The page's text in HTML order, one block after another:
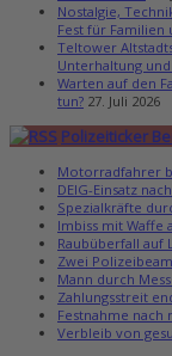
Nostalgie,
Fest für Familien
Teltower
Unterhaltung
Warten auf den
tun? 27. Juli 2026
Polizeiticker
Motorradfahrer
DEIG-Einsatz
Spezialkräfte
Imbiss mit Waffe
Raubüberfall auf
Zwei
Mann durch
Zahlungsstreit
Festnahme
Verbleib von